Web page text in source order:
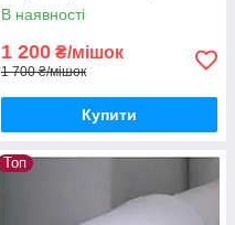
В наявності
1 200 ₴/мішок
1 700 ₴/мішок
Купити
Топ